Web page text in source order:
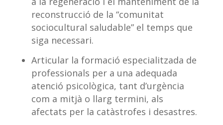
reconstrucció de la “comunitat
sociocultural saludable” el temps que
siga necessari.
Articular la formació especialitzada de
professionals per a una adequada
atenció psicològica, tant d’urgència
com a mitjà o llarg termini, als
afectats per la catàstrofes i desastres.